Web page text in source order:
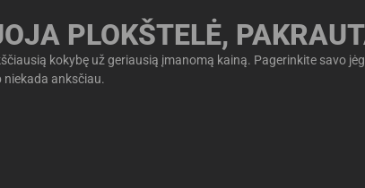
PLOKŠTELĖ,
kokybę už geriausią įmanomą kainą. Pagerinkite savo
anksčiau.